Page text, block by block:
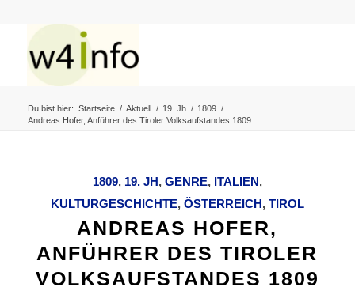
Du bist hier: Startseite / Aktuell / 19. Jh / 1809 /
Andreas Hofer, Anführer des Tiroler Volksaufstandes 1809
1809, 19. JH, GENRE, ITALIEN,
KULTURGESCHICHTE, ÖSTERREICH, TIROL
ANDREAS HOFER,
ANFÜHRER DES TIROLER
VOLKSAUFSTANDES 1809